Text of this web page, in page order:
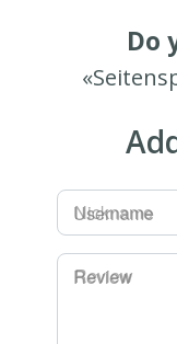
Do
Username
Review